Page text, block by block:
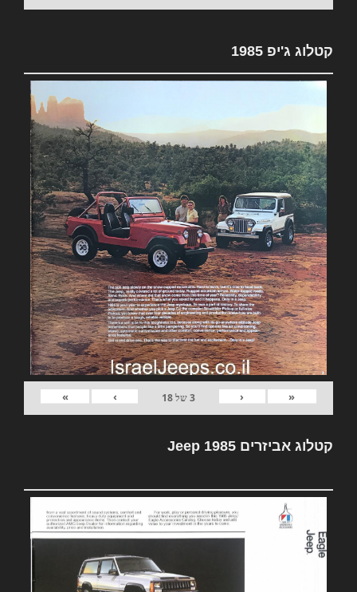
קטלוג ג'יפ 1985
«
‹
3של18
›
»
קטלוג אביזרים Jeep 1985